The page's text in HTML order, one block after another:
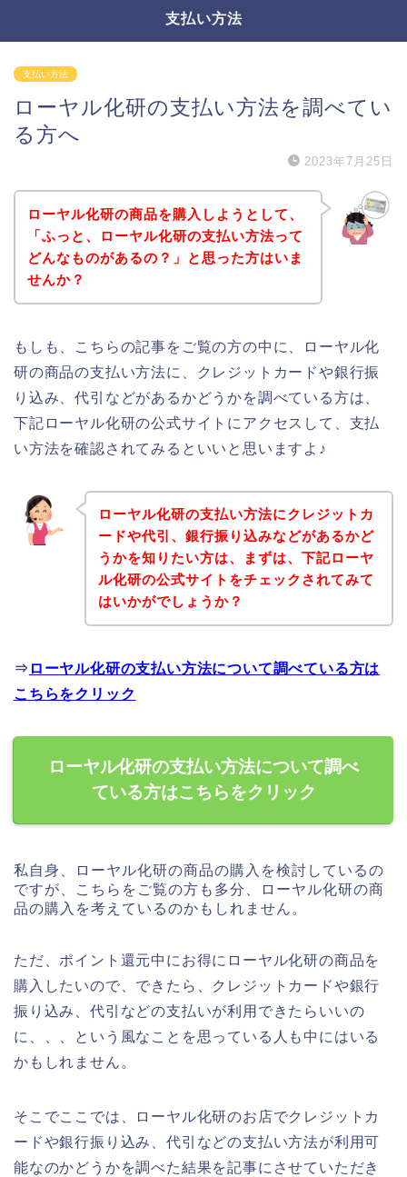
支払い方法
支払い方法
ローヤル化研の支払い方法を調べてい
る方へ
2023年7月25日
ローヤル化研の商品を購入しようとして、
「ふっと、ローヤル化研の支払い方法って
どんなものがあるの？」と思った方はいま
せんか？
もしも、こちらの記事をご覧の方の中に、ローヤル化
研の商品の支払い方法に、クレジットカードや銀行振
り込み、代引などがあるかどうかを調べている方は、
下記ローヤル化研の公式サイトにアクセスして、支払
い方法を確認されてみるといいと思いますよ♪
ローヤル化研の支払い方法にクレジットカ
ードや代引、銀行振り込みなどがあるかど
うかを知りたい方は、まずは、下記ローヤ
ル化研の公式サイトをチェックされてみて
はいかがでしょうか？
⇒ ローヤル化研の支払い方法について調べている方は
こちらをクリック
ローヤル化研の支払い方法について調べ
ている方はこちらをクリック
私自身、ローヤル化研の商品の購入を検討しているの
ですが、こちらをご覧の方も多分、ローヤル化研の商
品の購入を考えているのかもしれません。
ただ、ポイント還元中にお得にローヤル化研の商品を
購入したいので、できたら、クレジットカードや銀行
振り込み、代引などの支払いが利用できたらいいの
に、、、という風なことを思っている人も中にはいる
かもしれません。
そこでここでは、ローヤル化研のお店でクレジットカ
ードや銀行振り込み、代引などの支払い方法が利用可
能なのかどうかを調べた結果を記事にさせていただき